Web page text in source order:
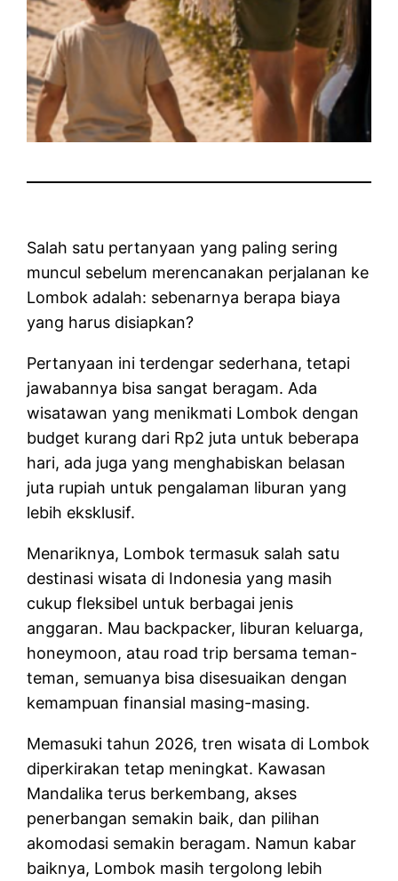
Salah satu pertanyaan yang paling sering
muncul sebelum merencanakan perjalanan ke
Lombok adalah: sebenarnya berapa biaya
yang harus disiapkan?
Pertanyaan ini terdengar sederhana, tetapi
jawabannya bisa sangat beragam. Ada
wisatawan yang menikmati Lombok dengan
budget kurang dari Rp2 juta untuk beberapa
hari, ada juga yang menghabiskan belasan
juta rupiah untuk pengalaman liburan yang
lebih eksklusif.
Menariknya, Lombok termasuk salah satu
destinasi wisata di Indonesia yang masih
cukup fleksibel untuk berbagai jenis
anggaran. Mau backpacker, liburan keluarga,
honeymoon, atau road trip bersama teman-
teman, semuanya bisa disesuaikan dengan
kemampuan finansial masing-masing.
Memasuki tahun 2026, tren wisata di Lombok
diperkirakan tetap meningkat. Kawasan
Mandalika terus berkembang, akses
penerbangan semakin baik, dan pilihan
akomodasi semakin beragam. Namun kabar
baiknya, Lombok masih tergolong lebih